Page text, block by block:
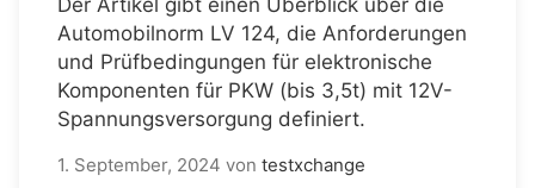
Automobilnorm LV 124, die Anforderungen
und Prüfbedingungen für elektronische
Komponenten für PKW (bis 3,5t) mit 12V-
Spannungsversorgung definiert.
1. September, 2024 von testxchange